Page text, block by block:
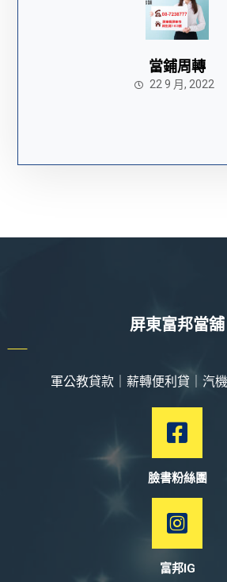
當鋪周轉
22 9 月, 2022
屏東富邦當舖
軍公教貸款｜薪轉便利貸｜汽
臉書粉絲團
富邦IG